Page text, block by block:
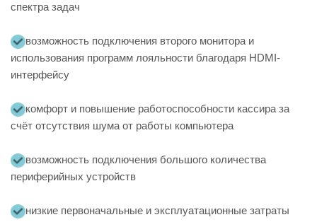
спектра задач
возможность подключения второго монитора и
использования программ лояльности благодаря HDMI-
интерфейсу
комфорт и повышение работоспособности кассира за
счёт отсутствия шума от работы компьютера
возможность подключения большого количества
периферийных устройств
низкие первоначальные и эксплуатационные затраты